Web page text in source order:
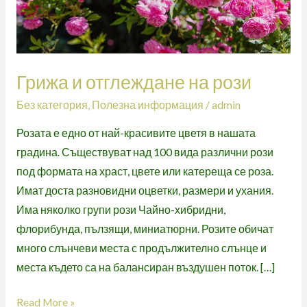
Грижа и отглеждане на рози
Без категория, Полезна информация /admin
Розата е едно от най-красивите цветя в нашата
градина. Съществуват над 100 вида различни рози
под формата на храст, цвете или катереща се роза.
Имат доста разновидни оцветки, размери и ухания.
Има няколко групи рози Чайно-хибридни,
флорибунда, пълзящи, миниатюрни. Розите обичат
много слънчеви места с продължително слънце и
места където са на балансиран въздушен поток. […]
Read More »